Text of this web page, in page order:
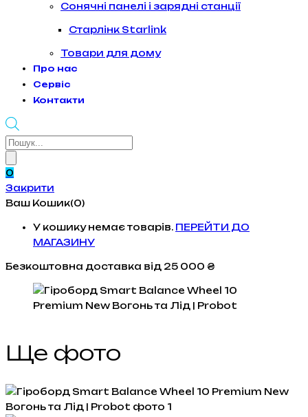
Сонячні панелі і зарядні станції
Старлінк Starlink
Товари для дому
Про нас
Сервіс
Контакти
Products
0
Закрити
Ваш Кошик(0)
У кошику немає товарів. ПЕРЕЙТИ ДО
МАГАЗИНУ
Безкоштовна доставка від 25 000 ₴
Ще фото